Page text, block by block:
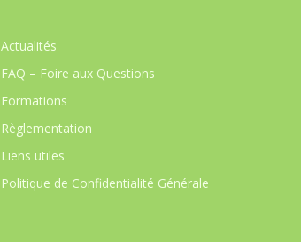
Actualités
FAQ – Foire aux Questions
Formations
Règlementation
Liens utiles
Politique de Confidentialité Générale